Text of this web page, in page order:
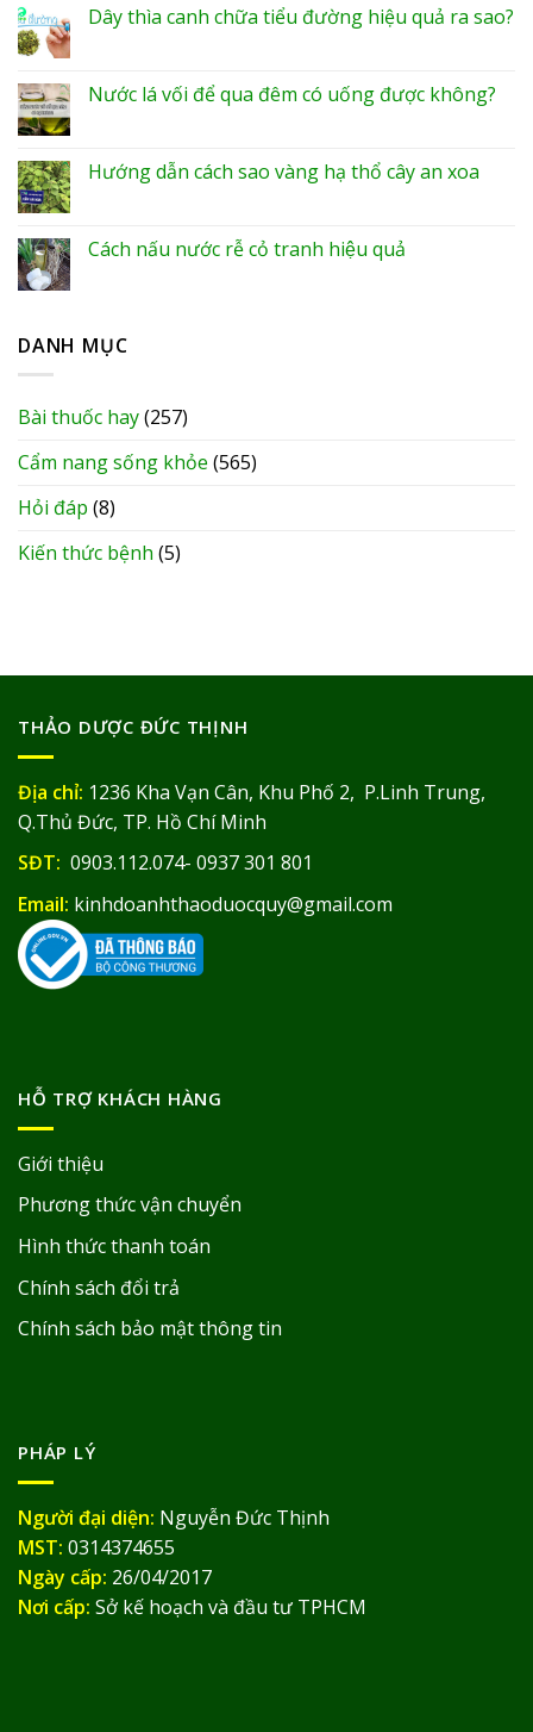
Dây thìa canh chữa tiểu đường hiệu quả ra sao?
Nước lá vối để qua đêm có uống được không?
Hướng dẫn cách sao vàng hạ thổ cây an xoa
Cách nấu nước rễ cỏ tranh hiệu quả
DANH MỤC
Bài thuốc hay(257)
Cẩm nang sống khỏe (565)
Hỏi đáp (8)
Kiến thức bệnh (5)
THẢO DƯỢC ĐỨC THỊNH
Địa chỉ: 1236 Kha Vạn Cân, Khu Phố 2, P.Linh Trung,
Q.Thủ Đức, TP. Hồ Chí Minh
SĐT: 0903.112.074- 0937 301 801
Email: kinhdoanhthaoduocquy@gmail.com
HỖ TRỢ KHÁCH HÀNG
Giới thiệu
Phương thức vận chuyển
Hình thức thanh toán
Chính sách đổi trả
Chính sách bảo mật thông tin
PHÁP LÝ
Người đại diện: Nguyễn Đức Thịnh
MST: 0314374655
Ngày cấp: 26/04/2017
Nơi cấp: Sở kế hoạch và đầu tư TPHCM